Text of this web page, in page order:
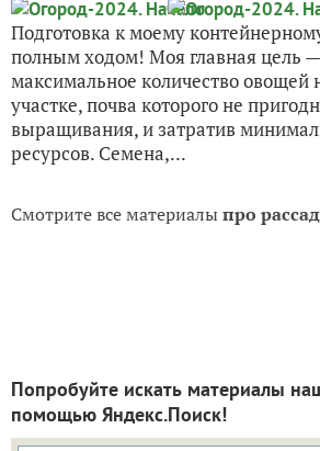
Подготовка к моему
полным ходом! Моя главная цель
максимальное количество овощей
участке, почва которого не
выращивания, и затратив
ресурсов. Семена,...
Смотрите все материалыпро
Попробуйте искать материалы
помощью Яндекс.Поиск!